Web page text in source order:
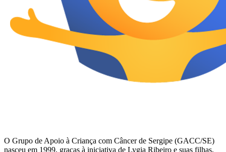
O Grupo de Apoio à Criança com Câncer de Sergipe (GACC/SE)
nasceu em 1999, graças à iniciativa de Lygia Ribeiro e suas filhas,